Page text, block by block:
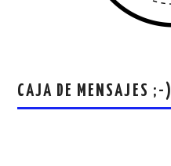
CAJA DE MENSAJES ;-)